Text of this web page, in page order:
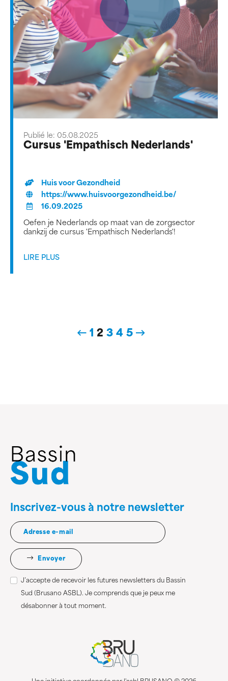
Publié le: 05.08.2025
Cursus 'Empathisch Nederlands'
Huis voor Gezondheid
https://www.huisvoorgezondheid.be/
16.09.2025
Oefen je Nederlands op maat van de zorgsector
dankzij de cursus 'Empathisch Nederlands'!
LIRE PLUS
1 2 3 4 5
Inscrivez-vous à notre newsletter
Envoyer
J’accepte de recevoir les futures newsletters du Bassin
Sud (Brusano ASBL). Je comprends que je peux me
désabonner à tout moment.